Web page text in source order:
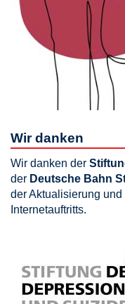
Wir danken
Wir danken der
der Deutsche Bahn
der Aktualisierung
Internetauftritts.